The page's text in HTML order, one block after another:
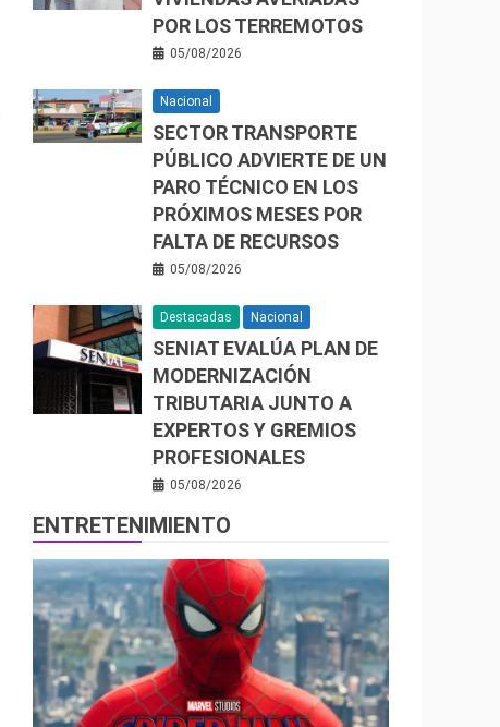
POR LOS TERREMOTOS
05/08/2026
Nacional
SECTOR TRANSPORTE
PÚBLICO ADVIERTE DE UN
PARO TÉCNICO EN LOS
PRÓXIMOS MESES POR
FALTA DE RECURSOS
05/08/2026
Destacadas Nacional
SENIAT EVALÚA PLAN DE
MODERNIZACIÓN
TRIBUTARIA JUNTO A
EXPERTOS Y GREMIOS
PROFESIONALES
05/08/2026
ENTRETENIMIENTO